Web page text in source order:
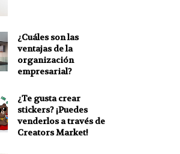
¿Cuáles son las
ventajas de la
organización
empresarial?
¿Te gusta crear
stickers? ¡Puedes
venderlos a través de
Creators Market!